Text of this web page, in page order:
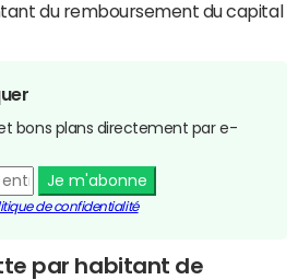
du remboursement du capital
bons plans directement par e-
Je m'abonne
de confidentialité
par habitant de